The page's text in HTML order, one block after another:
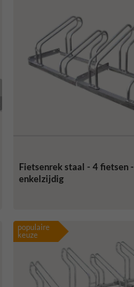
Fietsenrek staal - 4 fietsen -
enkelzijdig
populaire
keuze